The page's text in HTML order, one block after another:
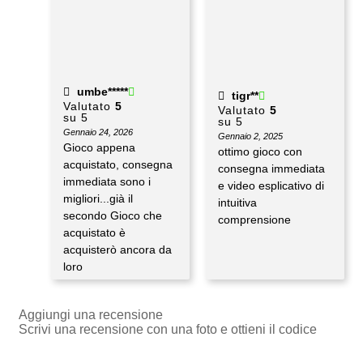
umbe*****
Valutato 5
su 5
Gennaio 24, 2026
Gioco appena
acquistato, consegna
immediata sono i
migliori...già il
secondo Gioco che
acquistato è
acquisterò ancora da
loro
tigr**
Valutato 5
su 5
Gennaio 2, 2025
ottimo gioco con
consegna immediata
e video esplicativo di
intuitiva
comprensione
Aggiungi una recensione
Scrivi una recensione con una foto e ottieni il codice